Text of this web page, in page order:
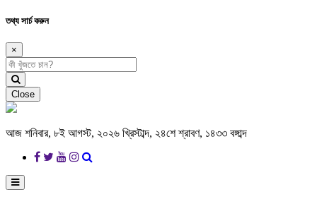
তথ্য সার্চ করুন
×
Close
আজ শনিবার, ৮ই আগস্ট, ২০২৬ খ্রিস্টাব্দ, ২৪শে শ্রাবণ, ১৪৩৩ বঙ্গাব্দ